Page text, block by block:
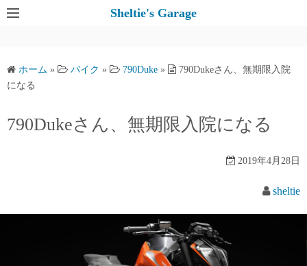
コ
ツ
キ
Sheltie's Garage
ホーム » バイク » 790Duke »
790Dukeさん、無期限入院
になる
790Dukeさん、無期限入院になる
2019年4月28日
sheltie